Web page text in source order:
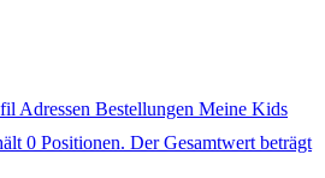
Adressen Bestellungen Meine Kids
0 Positionen. Der Gesamtwert beträgt